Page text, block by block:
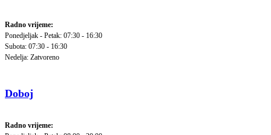
Radno vrijeme:
Ponedjeljak - Petak: 07:30 - 16:30
Subota: 07:30 - 16:30
Nedelja: Zatvoreno
Doboj
Radno vrijeme: